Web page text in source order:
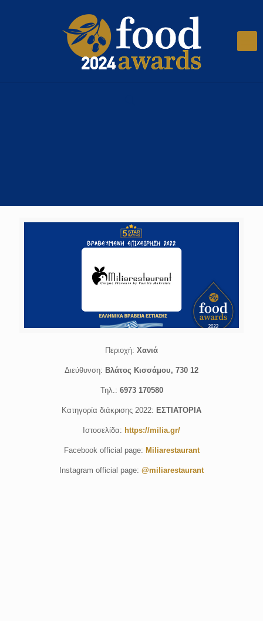
Περιοχή: Χανιά
Διεύθυνση: Βλάτος Κισσάμου, 730 12
Τηλ.: 6973 170580
Κατηγορία διάκρισης 2022: ΕΣΤΙΑΤΟΡΙΑ
Ιστοσελίδα: https://milia.gr/
Facebook official page: Miliarestaurant
Instagram official page: @miliarestaurant